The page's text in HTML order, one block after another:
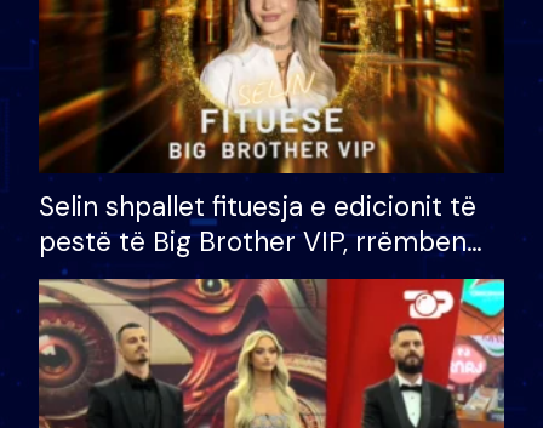
Selin shpallet fituesja e edicionit të
pestë të Big Brother VIP, rrëmben
çmimin e madh prej 100 mijë eurosh